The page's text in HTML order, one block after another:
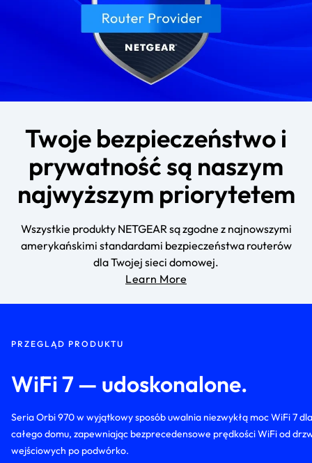
Twoje bezpieczeństwo i
prywatność są naszym
najwyższym priorytetem
Wszystkie produkty NETGEAR są zgodne z najnowszymi
amerykańskimi standardami bezpieczeństwa routerów
dla Twojej sieci domowej.
Learn More
PRZEGLĄD PRODUKTU
WiFi 7 — udoskonalone.
Seria Orbi 970 w wyjątkowy sposób uwalnia niezwykłą moc WiFi 7 dla
całego domu, zapewniając bezprecedensowe prędkości WiFi od
wejściowych po podwórko.